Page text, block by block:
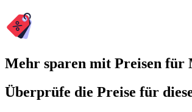
Mehr sparen mit Preisen für
Überprüfe die Preise für